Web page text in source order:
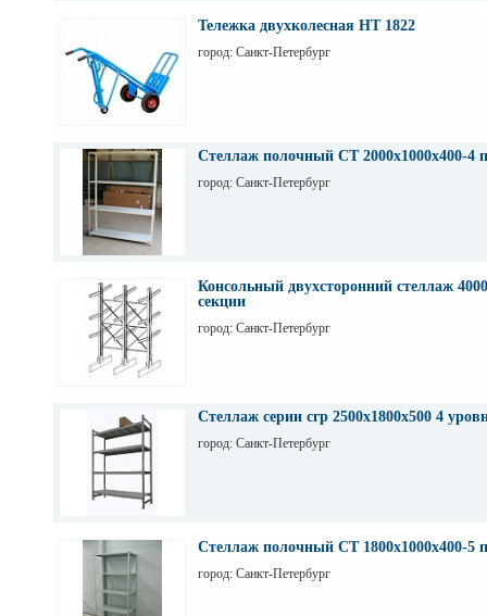
Тележка двухколесная НТ 1822
город: Санкт-Петербург
Стеллаж полочный СТ 2000х1000х400-4
город: Санкт-Петербург
Консольный двухсторонний стеллаж
секции
город: Санкт-Петербург
Стеллаж серии сгр 2500х1800х500 4
город: Санкт-Петербург
Стеллаж полочный СТ 1800х1000х400-5
город: Санкт-Петербург